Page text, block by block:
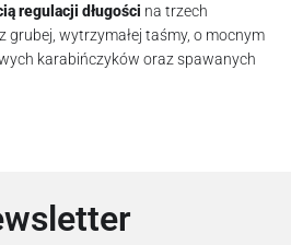
regulacji długości na trzech
grubej, wytrzymałej taśmy, o mocnym
karabińczyków oraz spawanych